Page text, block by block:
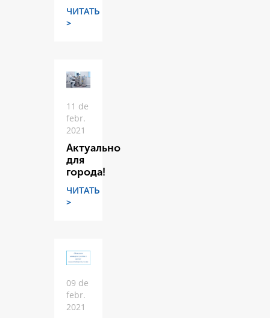
ЧИТАТЬ
>
11 de
febr.
2021
Актуально
для
города!
ЧИТАТЬ
>
09 de
febr.
2021